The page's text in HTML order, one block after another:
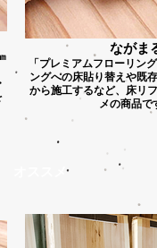
ながま
「プレミアムフローリン
ングへの床貼り替えや既
から施工するなど、床リ
メの商品で